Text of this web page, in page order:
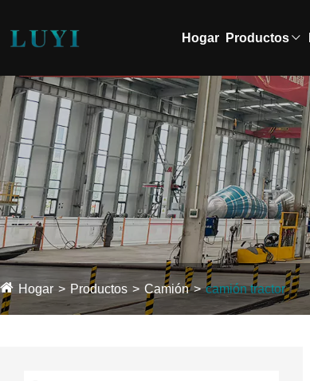
Hogar Productos
Hogar Productos Camión camión tractor